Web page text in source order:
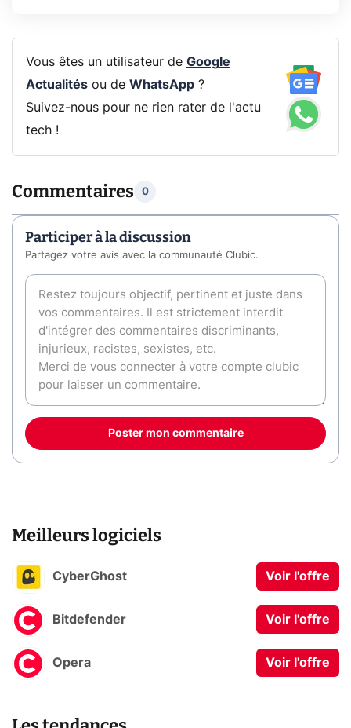
Vous êtes un utilisateur de Google
Actualitésou de WhatsApp?
Suivez-nous pour ne rien rater de l'actu
tech !
Commentaires 0
Participer à la discussion
Partagez votre avis avec la communauté Clubic.
Poster mon commentaire
Meilleurs logiciels
CyberGhost Voir l'offre
Bitdefender Voir l'offre
Opera Voir l'offre